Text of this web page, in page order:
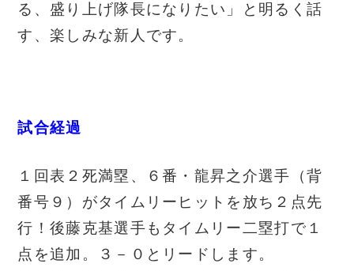
る、盛り上げ隊長になりたい」と明るく話
す、楽しみな新人です。
試合経過
１回表２死満塁、６番・龍昇之介選手（背
番号９）がタイムリーヒットを放ち２点先
行！後藤克基選手もタイムリー二塁打で１
点を追加。３－０とリードします。